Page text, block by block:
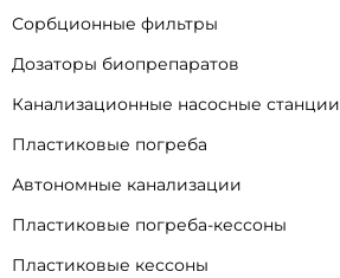
Сорбционные фильтры
Дозаторы биопрепаратов
Канализационные насосные станции
Пластиковые погреба
Автономные канализации
Пластиковые погреба-кессоны
Пластиковые кессоны